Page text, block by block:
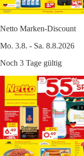
Netto Marken-Discount
Mo. 3.8. - Sa. 8.8.2026
Noch 3 Tage gültig